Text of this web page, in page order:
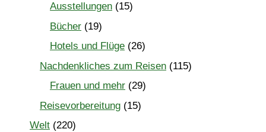
Ausstellungen (15)
Bücher (19)
Hotels und Flüge (26)
Nachdenkliches zum Reisen (115)
Frauen und mehr (29)
Reisevorbereitung (15)
Welt (220)